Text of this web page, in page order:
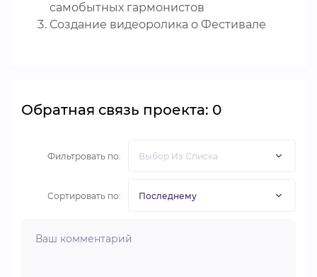
самобытных гармонистов
Создание видеоролика о Фестивале
Обратная связь проекта: 0
Фильтровать по:
Сортировать по: